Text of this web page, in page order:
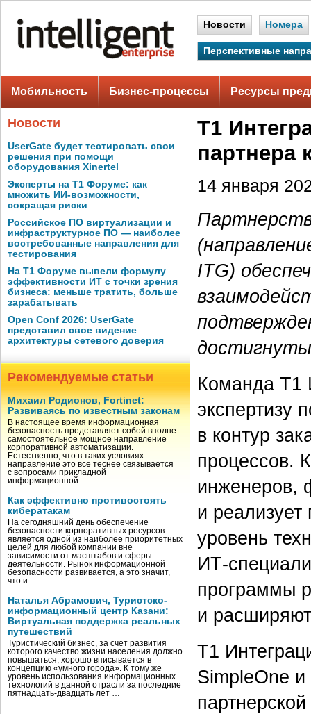
Новости Номера
Перспективные
Мобильность Бизнес-процессы Ресурсы
Новости
UserGate будет тестировать свои
решения при помощи
оборудования Xinertel
Эксперты на Т1 Форуме: как
множить ИИ-возможности,
сокращая риски
Российское ПО виртуализации и
инфраструктурное ПО — наиболее
востребованные направления для
тестирования
На Т1 Форуме вывели формулу
эффективности ИТ с точки зрения
бизнеса: меньше тратить, больше
зарабатывать
Open Conf 2026: UserGate
представил свое видение
архитектуры сетевого доверия
Рекомендуемые статьи
Михаил Родионов, Fortinet:
Развиваясь по известным законам
В настоящее время информационная
безопасность представляет собой вполне
самостоятельное мощное направление
корпоративной автоматизации.
Естественно, что в таких условиях
направление это все теснее связывается
с вопросами прикладной
информационной …
Как эффективно противостоять
кибератакам
На сегодняшний день обеспечение
безопасности корпоративных ресурсов
является одной из наиболее приоритетных
целей для любой компании вне
зависимости от масштабов и сферы
деятельности. Рынок информационной
безопасности развивается, а это значит,
что и …
Наталья Абрамович, Туристско-
информационный центр Казани:
Виртуальная поддержка реальных
путешествий
Туристический бизнес, за счет развития
которого качество жизни населения должно
повышаться, хорошо вписывается в
концепцию «умного города». К тому же
уровень использования информационных
технологий в данной отрасли за последние
пятнадцать-двадцать лет …
Т1
партнера
14 января
ITG)
Команда Т1
экспертизу
в контур
процессов.
инженеров,
и
уровень
ИТ-
программы
и
Т1
SimpleOne и